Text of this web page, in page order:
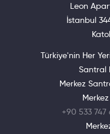
Leon
İstanbul
Türkiye'nin Her
Santral
Merkez
+90 533 747